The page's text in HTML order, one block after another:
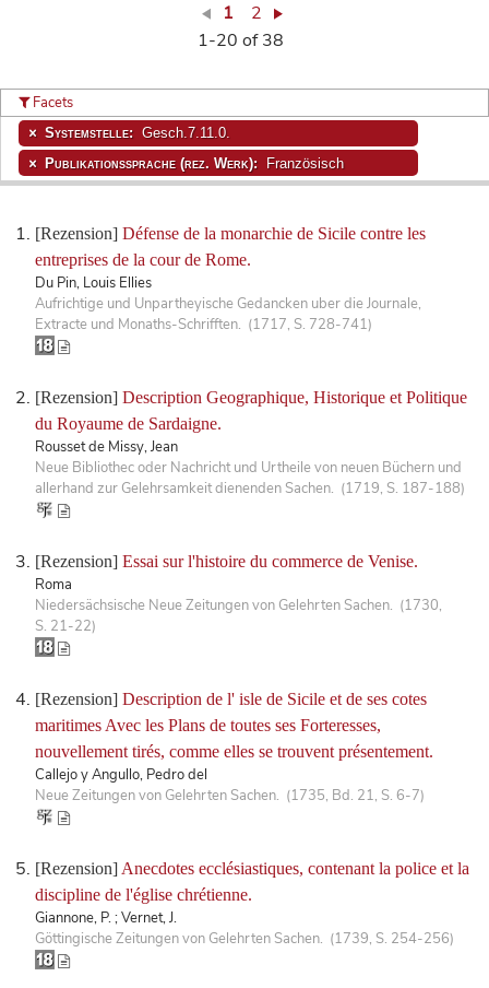
1
2
1-20 of 38
[Rezension] Défense de la monarchie de Sicile contre les
entreprises de la cour de Rome.
Du Pin, Louis Ellies
Aufrichtige und Unpartheyische Gedancken uber die Journale,
Extracte und Monaths-Schrifften. (1717, S. 728-741)
[Rezension] Description Geographique, Historique et Politique
du Royaume de Sardaigne.
Rousset de Missy, Jean
Neue Bibliothec oder Nachricht und Urtheile von neuen Büchern und
allerhand zur Gelehrsamkeit dienenden Sachen. (1719, S. 187-188)
[Rezension] Essai sur l'histoire du commerce de Venise.
Roma
Niedersächsische Neue Zeitungen von Gelehrten Sachen. (1730,
S. 21-22)
[Rezension] Description de l' isle de Sicile et de ses cotes
maritimes Avec les Plans de toutes ses Forteresses,
nouvellement tirés, comme elles se trouvent présentement.
Callejo y Angullo, Pedro del
Neue Zeitungen von Gelehrten Sachen. (1735, Bd. 21, S. 6-7)
[Rezension] Anecdotes ecclésiastiques, contenant la police et la
discipline de l'église chrétienne.
Giannone, P. ; Vernet, J.
Göttingische Zeitungen von Gelehrten Sachen. (1739, S. 254-256)
Facets
Systemstelle: Gesch.7.11.0.
Publikationssprache (rez. Werk): Französisch